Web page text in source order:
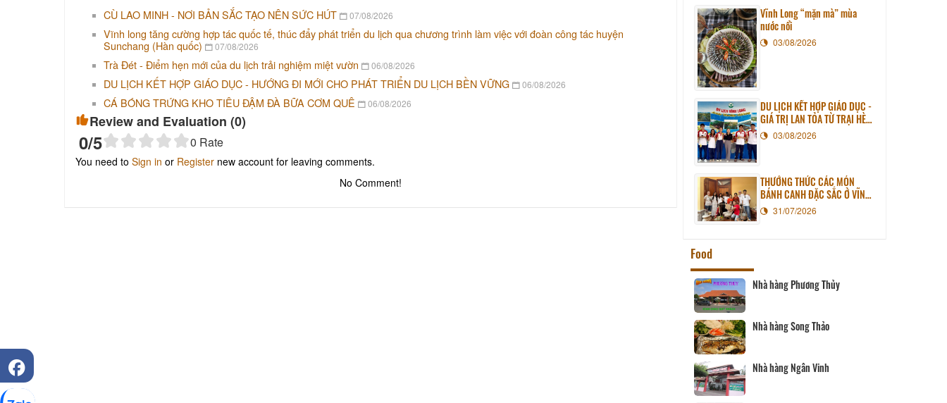
CÙ LAO MINH - NƠI BẢN SẮC TẠO NÊN SỨC HÚT 07/08/2026
Vĩnh long tăng cường hợp tác quốc tế, thúc đẩy phát triển du lịch qua chương trình làm việc với đoàn công tác huyện
Sunchang (Hàn quốc)
07/08/2026
Trà Đét - Điểm hẹn mới của du lịch trải nghiệm miệt vườn 06/08/2026
DU LỊCH KẾT HỢP GIÁO DỤC - HƯỚNG ĐI MỚI CHO PHÁT TRIỂN DU LỊCH BỀN VỮNG 06/08/2026
CÁ BÓNG TRỨNG KHO TIÊU ĐẬM ĐÀ BỮA CƠM QUÊ 06/08/2026
Review and Evaluation (0)
0/5 0 Rate
You need to Sign in or Register new account for leaving comments.
No Comment!
Vĩnh Long “mặn mà” mùa
nước nổi
03/08/2026
DU LỊCH KẾT HỢP GIÁO DỤC -
GIÁ TRỊ LAN TỎA TỪ TRẠI HÈ
PHƯƠNG NAM NĂM 2026
03/08/2026
THƯỞNG THỨC CÁC MÓN
BÁNH CANH ĐẶC SẮC Ở VĨNH
LONG31/07/2026
Food
Nhà hàng Phương Thủy
Nhà hàng Song Thảo
Nhà hàng Ngân Vinh